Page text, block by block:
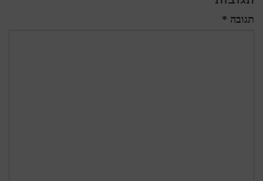
תגובה *